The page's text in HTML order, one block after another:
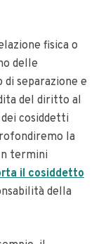
fisica o
delle
di separazione e
del diritto al
cosiddetti
la
termini
il cosiddetto
della